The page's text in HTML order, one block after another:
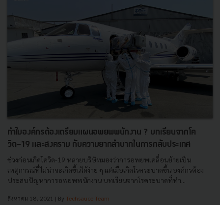
ทำไมองค์กรต้องเตรียมแผนอพยพพนักงาน ? บทเรียนจากโค
วิด-19 และสงคราม กับความยากลำบากในการกลับประเทศ
ช่วงก่อนเกิดโควิด-19 หลายบริษัทมองว่าการอพยพเคลื่อนย้ายเป็น
เหตุการณ์ที่ไม่น่าจะเกิดขึ้นได้ง่าย ๆ แต่เมื่อเกิดโรคระบาดขึ้น องค์กรต้อง
ประสบปัญหาการอพยพพนักงาน บทเรียนจากโรคระบาดที่ทำ...
สิงหาคม 18, 2021 | By Techsauce Team